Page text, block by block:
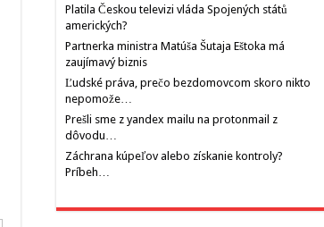
Platila Českou televizi vláda Spojených států
amerických?
Partnerka ministra Matúša Šutaja Eštoka má
zaujímavý biznis
Ľudské práva, prečo bezdomovcom skoro nikto
nepomože…
Prešli sme z yandex mailu na protonmail z
dôvodu…
Záchrana kúpeľov alebo získanie kontroly?
Príbeh…